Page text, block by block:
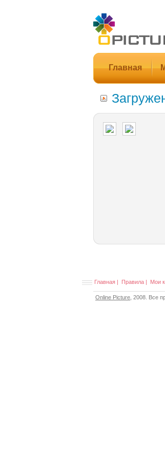
Главная
Главная | Правила | Мои
Online Picture , 2008. Все